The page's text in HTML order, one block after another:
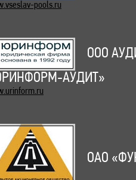
pools.ru
ООО
АУДИТ»
ОАО